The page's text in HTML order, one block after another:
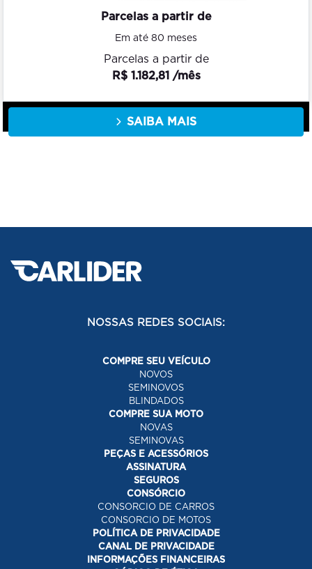
Parcelas a partir de
Em até 80 meses
Parcelas a partir de
R$ 1.182,81 /mês
SAIBA MAIS
NOSSAS REDES SOCIAIS:
COMPRE SEU VEÍCULO
NOVOS
SEMINOVOS
BLINDADOS
COMPRE SUA MOTO
NOVAS
SEMINOVAS
PEÇAS E ACESSÓRIOS
ASSINATURA
SEGUROS
CONSÓRCIO
CONSORCIO DE CARROS
CONSORCIO DE MOTOS
POLÍTICA DE PRIVACIDADE
CANAL DE PRIVACIDADE
INFORMAÇÕES FINANCEIRAS